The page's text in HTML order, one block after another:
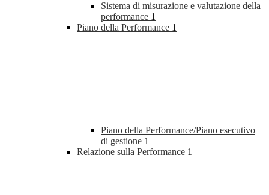
Sistema di misurazione e valutazione della
performance 1
Piano della Performance 1
Piano della Performance/Piano esecutivo
di gestione 1
Relazione sulla Performance 1